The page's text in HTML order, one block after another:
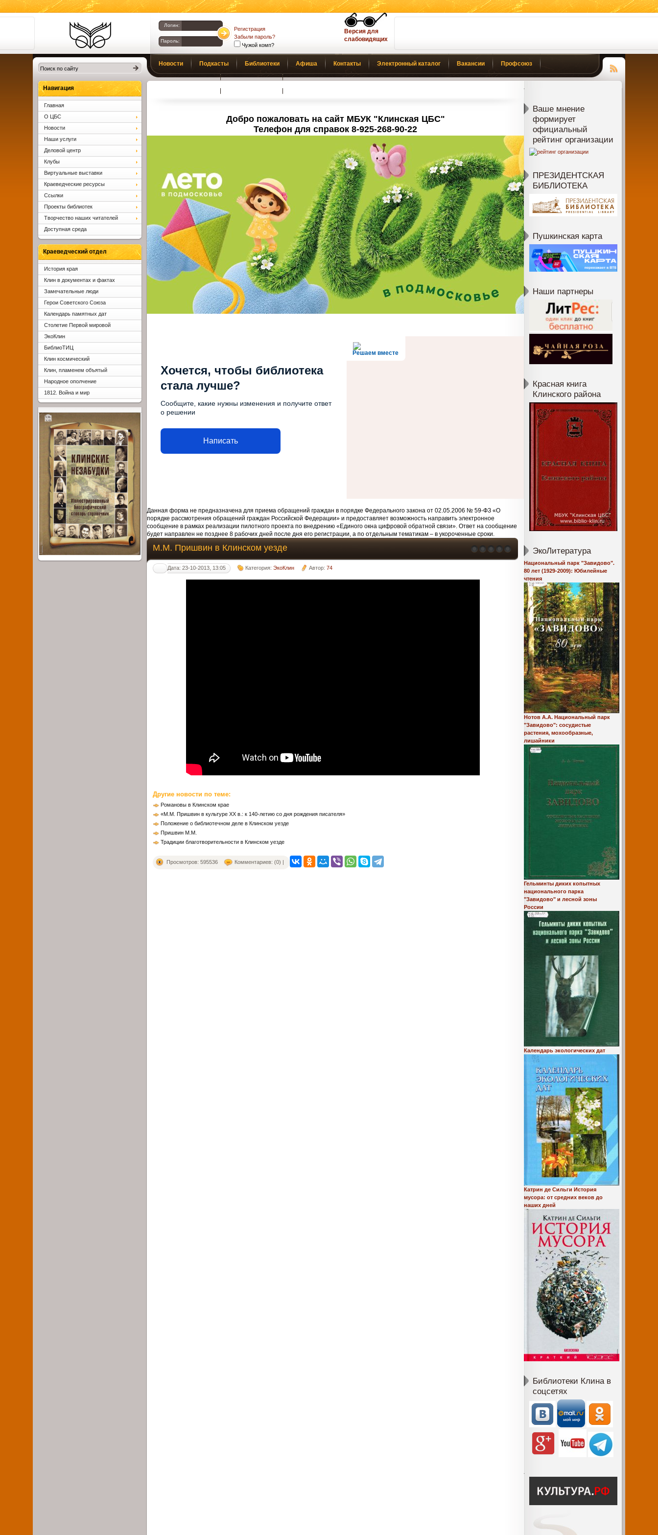
Библиотеки
Клина. Клинская
ЦБС.
Логин:
Пароль:
Регистрация
Забыли пароль?
Чужой комп?
Версия для
слабовидящих
Новости Подкасты Библиотеки Афиша Контакты Электронный каталог Вакансии Профсоюз
Чтение
Добро пожаловать на сайт МБУК "Клинская ЦБС"
Телефон для справок 8-925-268-90-22
Решаем вместе
Хочется, чтобы библиотека
стала лучше?
Сообщите, какие нужны изменения и получите ответ
о решении
Написать
Данная форма не предназначена для приема обращений граждан в порядке Федерального закона от 02.05.2006 № 59-ФЗ «О
порядке рассмотрения обращений граждан Российской Федерации» и предоставляет возможность направить электронное
сообщение в рамках реализации пилотного проекта по внедрению «Единого окна цифровой обратной связи». Ответ на сообщение
будет направлен не позднее 8 рабочих дней после дня его регистрации, а по отдельным тематикам – в укороченные сроки.
М.М. Пришвин в Клинском уезде
Дата: 23-10-2013, 13:05 Категория:ЭкоКлин Автор:74
Другие новости по теме:
Романовы в Клинском крае
«М.М. Пришвин в культуре ХХ в.: к 140-летию со дня рождения писателя»
Положение о библиотечном деле в Клинском уезде
Пришвин М.М.
Традиции благотворительности в Клинском уезде
Просмотров: 595536 Комментариев: (0) |
Ваше мнение
формирует
официальный
рейтинг организации
ПРЕЗИДЕНТСКАЯ
БИБЛИОТЕКА
Пушкинская карта
Наши партнеры
Красная книга
Клинского района
ЭкоЛитература
Национальный парк "Завидово".
80 лет (1929-2009): Юбилейные
чтения
Нотов А.А. Национальный парк
"Завидово": сосудистые
растения, мохообразные,
лишайники
Гельминты диких копытных
национального парка
"Завидово" и лесной зоны
России
Календарь экологических дат
Катрин де Сильги История
мусора: от средних веков до
наших дней
Библиотеки Клина в
соцсетях
Навигация
Главная
О ЦБС
Новости
Наши услуги
Деловой центр
Клубы
Виртуальные выставки
Краеведческие ресурсы
Ссылки
Проекты библиотек
Творчество наших читателей
Доступная среда
Краеведческий отдел
История края
Клин в документах и фактах
Замечательные люди
Герои Советского Союза
Календарь памятных дат
Столетие Первой мировой
ЭкоКлин
БиблиоТИЦ
Клин космический
Клин, пламенем объятый
Народное ополчение
1812. Война и мир